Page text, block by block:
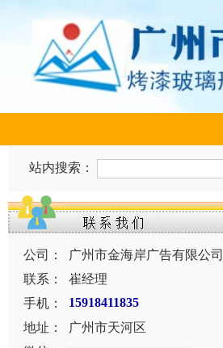
站内搜索：
公司：
广州市金海岸广告有限公司
联系：
崔经理
手机：
15918411835
地址：
广州市天河区